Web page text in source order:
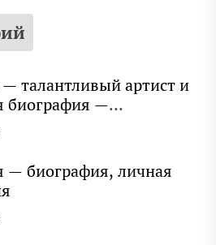
талантливый артист и
биография —
известность и
из личной жизни!
— биография, личная